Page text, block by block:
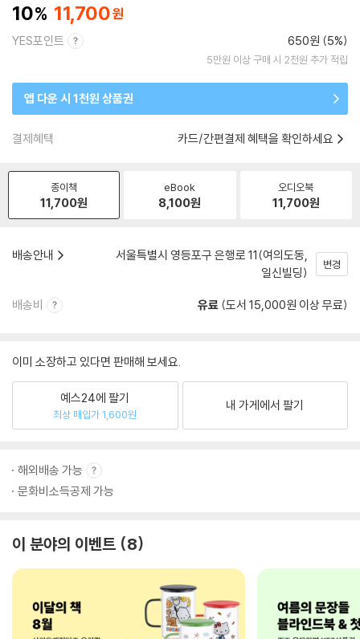
10 11,700
YES포인트 650원 (5%)
5만원 이상 구매 시 2천원 추가 적립
앱 다운 시 1천원 상품권
결제혜택 카드/간편결제 혜택을 확인하세요
종이책
11,700원
eBook
8,100원
오디오북
11,700원
배송안내
서울특별시 영등포구 은행로 11(여의도동,
일신빌딩)
변경
배송비 유료 (도서 15,000원 이상 무료)
이미 소장하고 있다면 판매해 보세요.
예스24에 팔기
최상 매입가 1,600원
내 가게에서 팔기
해외배송 가능
문화비소득공제 가능
이 분야의 이벤트 8